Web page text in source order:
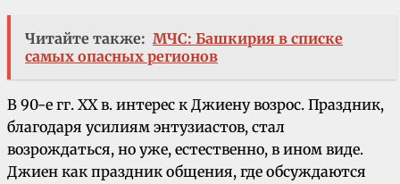
Читайте также: МЧС: Башкирия в списке
самых опасных регионов
В 90-е гг. ХХ в. интерес к Джиену возрос. Праздник,
благодаря усилиям энтузиастов, стал
возрождаться, но уже, естественно, в ином виде.
Джиен как праздник общения, где обсуждаются